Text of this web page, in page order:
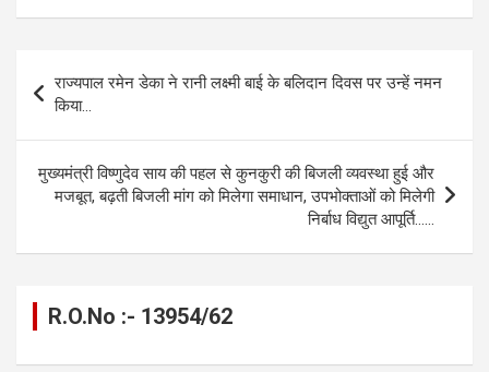
ce
o
o
k
se
n
g
er
at
s
A
p
p
e
gr
a
m
ail py
Li
n
k
ar
navigation
राज्यपाल रमेन डेका ने रानी लक्ष्मी बाई के बलिदान दिवस पर उन्हें नमन
किया…
मुख्यमंत्री विष्णुदेव साय की पहल से कुनकुरी की बिजली व्यवस्था हुई और
मजबूत, बढ़ती बिजली मांग को मिलेगा समाधान, उपभोक्ताओं को मिलेगी
निर्बाध विद्युत आपूर्ति……
R.O.No :- 13954/62